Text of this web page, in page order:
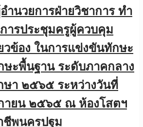
ำนวยการฝ่ายวิชาการ ทำ
ารประชุมครูผู้ควบคุม
วข้อง ในการแข่งขันทักษะ
ะพื้นฐาน ระดับภาคกลาง
ษา ๒๕๖๕ ระหว่างวันที่
ายน ๒๕๖๕ ณ ห้องโสตฯ
ชีพนครปฐม